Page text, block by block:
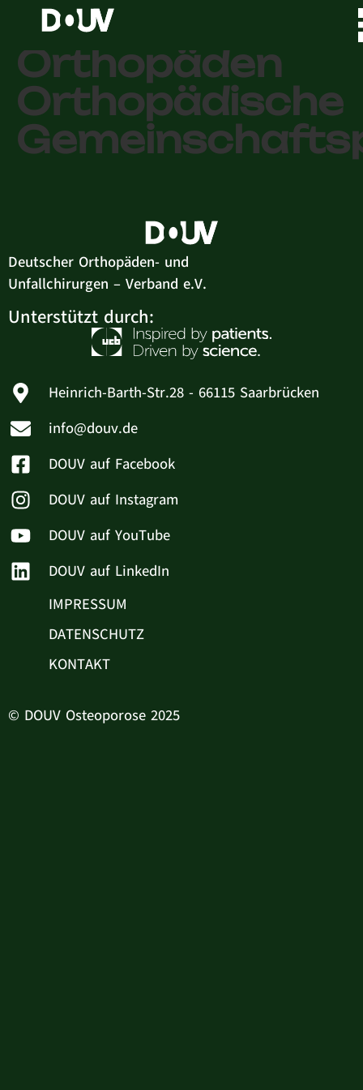
Ortho 1a – Die
Orthopäden
Orthopädische
Deutscher Orthopäden- und
Unfallchirurgen – Verband e.V.
Unterstützt durch:
Heinrich-Barth-Str.28 - 66115 Saarbrücken
info@douv.de
DOUV auf Facebook
DOUV auf Instagram
DOUV auf YouTube
DOUV auf LinkedIn
IMPRESSUM
DATENSCHUTZ
KONTAKT
© DOUV Osteoporose 2025